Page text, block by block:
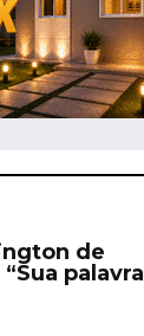
de
palavra